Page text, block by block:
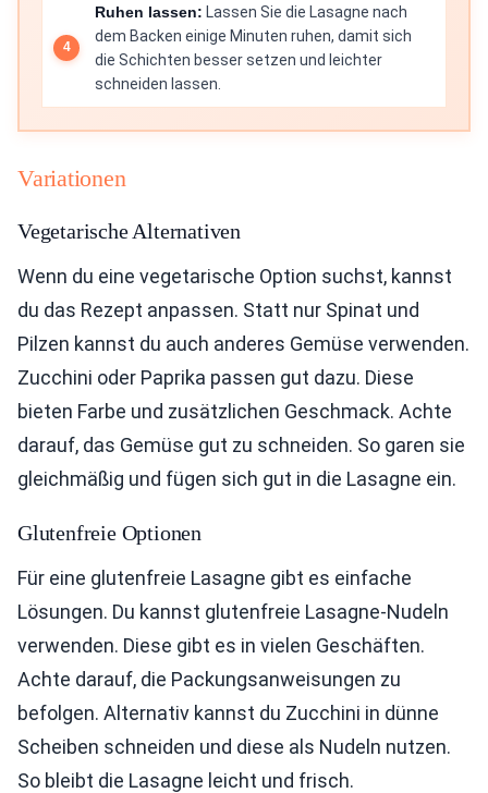
Ruhen lassen: Lassen Sie die Lasagne nach
dem Backen einige Minuten ruhen, damit sich
die Schichten besser setzen und leichter
schneiden lassen.
Variationen
Vegetarische Alternativen
Wenn du eine vegetarische Option suchst, kannst
du das Rezept anpassen. Statt nur Spinat und
Pilzen kannst du auch anderes Gemüse verwenden.
Zucchini oder Paprika passen gut dazu. Diese
bieten Farbe und zusätzlichen Geschmack. Achte
darauf, das Gemüse gut zu schneiden. So garen sie
gleichmäßig und fügen sich gut in die Lasagne ein.
Glutenfreie Optionen
Für eine glutenfreie Lasagne gibt es einfache
Lösungen. Du kannst glutenfreie Lasagne-Nudeln
verwenden. Diese gibt es in vielen Geschäften.
Achte darauf, die Packungsanweisungen zu
befolgen. Alternativ kannst du Zucchini in dünne
Scheiben schneiden und diese als Nudeln nutzen.
So bleibt die Lasagne leicht und frisch.